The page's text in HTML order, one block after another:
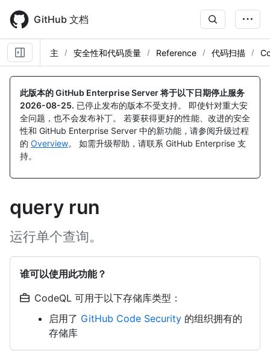
main
content
GitHub 文档
主 安全性和代码质量 Reference 代码扫描
此版本的 GitHub Enterprise Server 将于以下日期停止服务
2026-08-25. 已停止发布的版本不受支持。 即使针对重大安
全问题，也不会发布补丁。 若要获得更好的性能、改进的安全
性和 GitHub Enterprise Server 中的新功能，请参阅升级过程
的 Overview。 如需升级帮助，请联系 GitHub Enterprise 支
持。
query run
运行单个查询。
谁可以使用此功能？
CodeQL 可用于以下存储库类型：
启用了 GitHub Code Security 的组织拥有的
存储库